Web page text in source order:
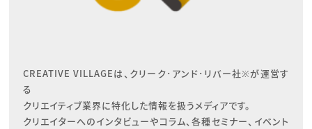
CREATIVE VILLAGEは、クリーク･アンド･リバー社※が運営す
る
クリエイティブ業界に特化した情報を扱うメディアです。
クリエイターへのインタビューやコラム、各種セミナー、イベント